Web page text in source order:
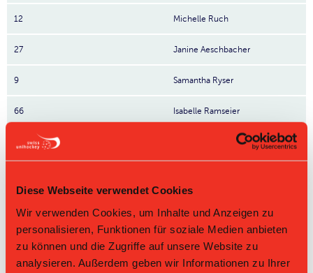
Diese Webseite verwendet Cookies
Wir verwenden Cookies, um Inhalte und Anzeigen zu
personalisieren, Funktionen für soziale Medien anbieten
zu können und die Zugriffe auf unsere Website zu
analysieren. Außerdem geben wir Informationen zu Ihrer
12 Michelle Ruch
27 Janine Aeschbacher
9 Samantha Ryser
66 Isabelle Ramseier
Nr: Nummer
Direktbegegnungen
Zeit Heim Gast Resultat
09.09.2025 21:00 UHT Schangnau
UHC
4:8